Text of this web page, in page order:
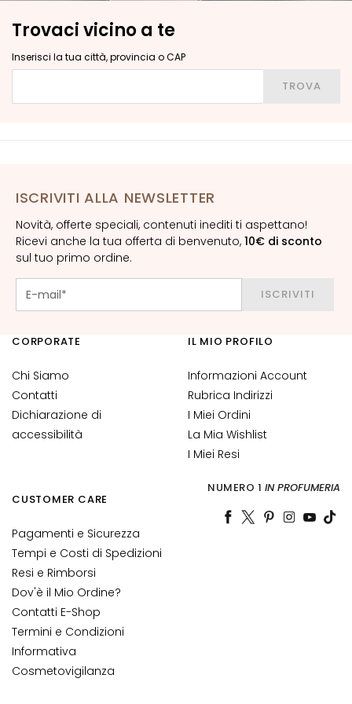
E
Z
M
a
g
i
c
h
e
A
t
i
-
e
I
r
a
t
a
z
o
n
e
Trovaci vicino a te
Inserisci la tua città, provincia o CAP
TROVA
ISCRIVITI ALLA NEWSLETTER
Novità, offerte speciali, contenuti inediti ti aspettano!
Ricevi anche la tua offerta di benvenuto, 10€ di sconto
sul tuo primo ordine.
ISCRIVITI
CORPORATE
Chi Siamo
Contatti
Dichiarazione di
accessibilità
CUSTOMER CARE
Pagamenti e Sicurezza
Tempi e Costi di Spedizioni
Resi e Rimborsi
Dov'è il Mio Ordine?
Contatti E-Shop
Termini e Condizioni
Informativa
Cosmetovigilanza
IL MIO PROFILO
Informazioni Account
Rubrica Indirizzi
I Miei Ordini
La Mia Wishlist
I Miei Resi
NUMERO 1 IN PROFUMERIA